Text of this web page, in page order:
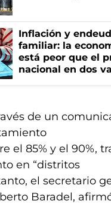
Inflación y
familiar: la
está peor que el
nacional en dos
de un
el 85% y el 90%,
en “distritos
el secretario
Baradel,